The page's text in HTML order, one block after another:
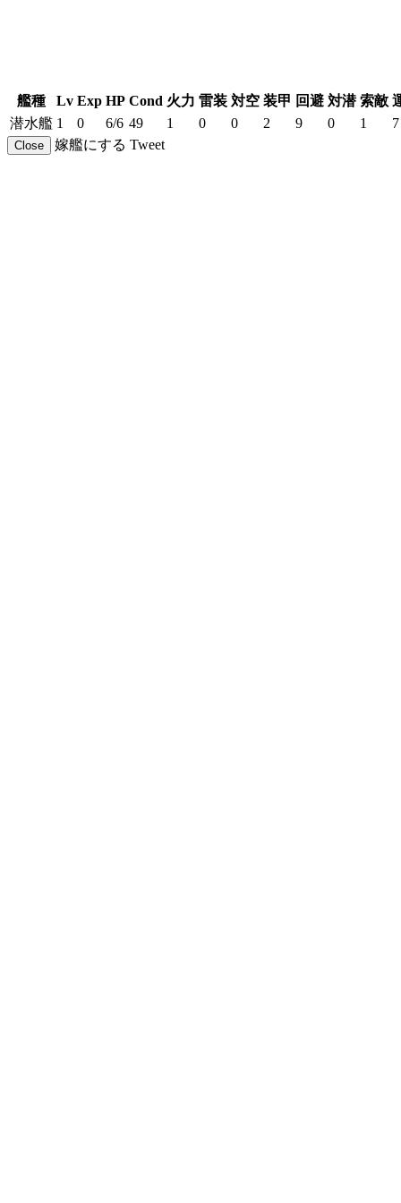
艦種 Lv Exp HP Cond 火力 雷装 対空 装甲 回避 対潜 索敵
潜水艦 1 0 6/6 49 1 0 0 2 9 0 1 7
Close 嫁艦にする Tweet